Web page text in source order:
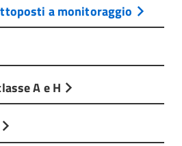
a monitoraggio
A e H